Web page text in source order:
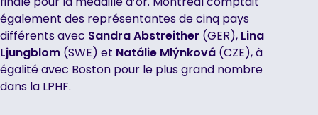
également des représentantes de cinq pays
différents avec Sandra Abstreither (GER), Lina
Ljungblom (SWE) et Natálie Mlýnková (CZE), à
égalité avec Boston pour le plus grand nombre
dans la LPHF.